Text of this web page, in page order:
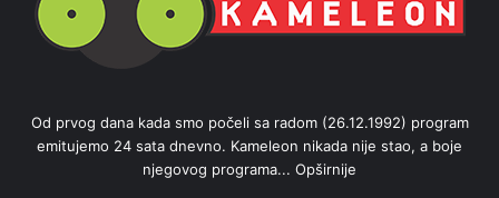
Od prvog dana kada smo počeli sa radom (26.12.1992) program
emitujemo 24 sata dnevno. Kameleon nikada nije stao, a boje
njegovog programa... Opširnije